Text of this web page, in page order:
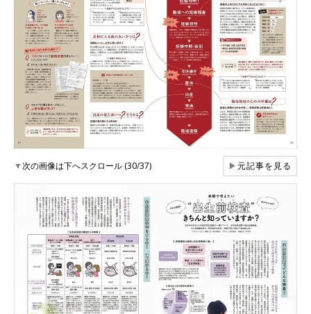
▼次の画像は下へスクロール (30/37) ▶元記事を見る